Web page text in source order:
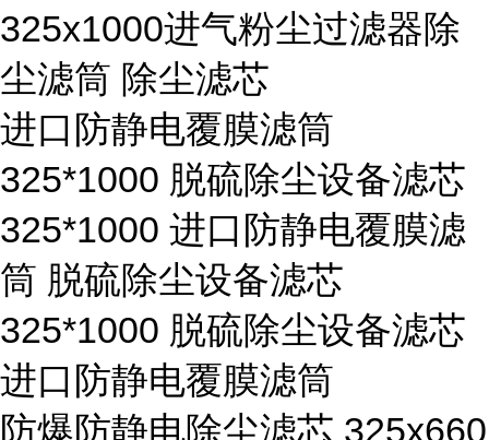
325x1000进气粉尘过滤器除
尘滤筒 除尘滤芯
进口防静电覆膜滤筒
325*1000 脱硫除尘设备滤芯
325*1000 进口防静电覆膜滤
筒 脱硫除尘设备滤芯
325*1000 脱硫除尘设备滤芯
进口防静电覆膜滤筒
防爆防静电除尘滤芯 325x660